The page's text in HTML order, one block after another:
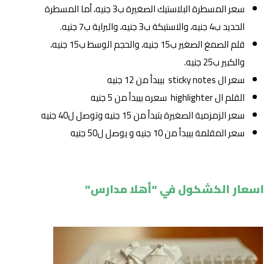
سعر المسطرة البلاستيك الصغيرة ب3 جنيه، أما المسطرة
الحديد ب4 جنيه، والاستيكة ب3 جنيه، والبراية ب7 جنيه.
قلم الصمغ الصغير ب15 جنيه، والحجم الوسط ب15 جنيه،
والكبير ب25 جنيه.
سعر ال sticky notes بيبدأ من 12 جنيه
القلم ال highlighter سعره بيبدأ من 5 جنيه
سعر الزمزمية الصغيرة بتبدأ من 15 جنيه وتوصل ل40 جنيه
سعر المقلمة بيبدأ من 10 جنيه و يوصل ل50 جنيه
اسعار الكشكول في “أهلا مدارس”